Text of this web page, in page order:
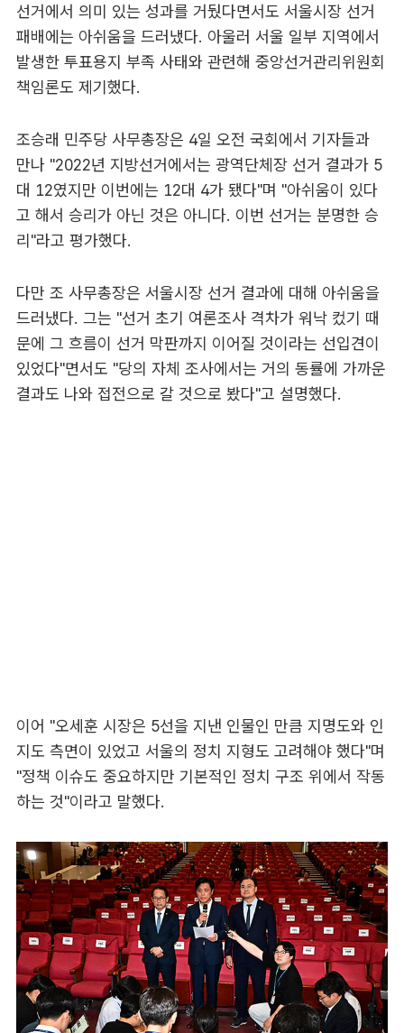
선거에서 의미 있는 성과를 거뒀다면서도 서울시장 선거
패배에는 아쉬움을 드러냈다. 아울러 서울 일부 지역에서
발생한 투표용지 부족 사태와 관련해 중앙선거관리위원회
책임론도 제기했다.
조승래 민주당 사무총장은 4일 오전 국회에서 기자들과
만나 "2022년 지방선거에서는 광역단체장 선거 결과가 5
대 12였지만 이번에는 12대 4가 됐다"며 "아쉬움이 있다
고 해서 승리가 아닌 것은 아니다. 이번 선거는 분명한 승
리"라고 평가했다.
다만 조 사무총장은 서울시장 선거 결과에 대해 아쉬움을
드러냈다. 그는 "선거 초기 여론조사 격차가 워낙 컸기 때
문에 그 흐름이 선거 막판까지 이어질 것이라는 선입견이
있었다"면서도 "당의 자체 조사에서는 거의 동률에 가까운
결과도 나와 접전으로 갈 것으로 봤다"고 설명했다.
이어 "오세훈 시장은 5선을 지낸 인물인 만큼 지명도와 인
지도 측면이 있었고 서울의 정치 지형도 고려해야 했다"며
"정책 이슈도 중요하지만 기본적인 정치 구조 위에서 작동
하는 것"이라고 말했다.